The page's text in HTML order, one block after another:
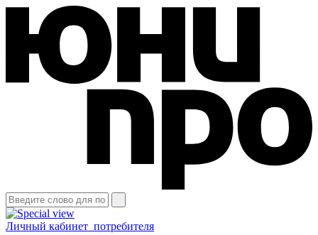
Личный кабинет потребителя